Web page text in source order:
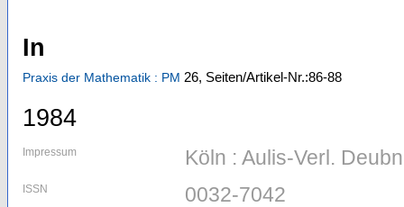
In
Praxis der Mathematik : PM 26, Seiten/Artikel-Nr.:86-88
1984
Impressum Köln : Aulis-Verl.
ISSN 0032-7042